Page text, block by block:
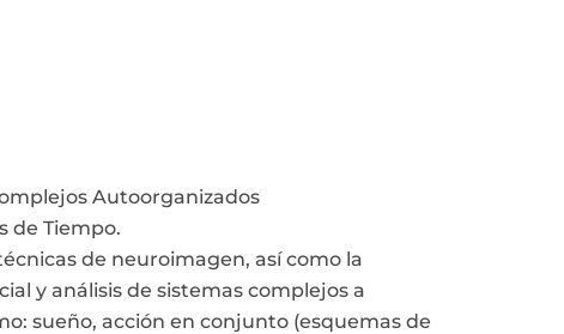
Autoorganizados
de Tiempo.
de neuroimagen, así como la
y análisis de sistemas complejos a
sueño, acción en conjunto (esquemas de